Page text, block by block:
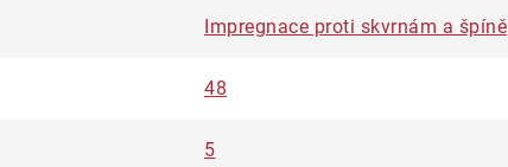
Impregnace proti skvrnám a špíně
48
5